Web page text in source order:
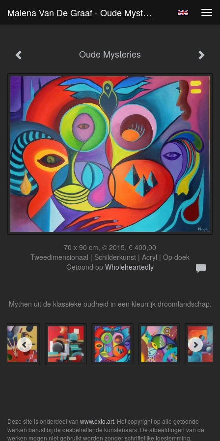
Malena Van De Graaf - Oude Mysteries
Oude Mysteries
70 x 90 cm, © 2015, € 400,00
Tweedimensionaal | Schilderkunst | Acryl | Op doek
Getoond op Wholeheartedly
Mythen uit de klassieke oudheid in een kleurrijk droomlandschap.
Deze site is onderdeel van www.exto.art . Het copyright op alle getoonde
werken berust bij de desbetreffende kunstenaars. De afbeeldingen van de
werken mogen niet gebruikt worden zonder schriftelijke toestemming.